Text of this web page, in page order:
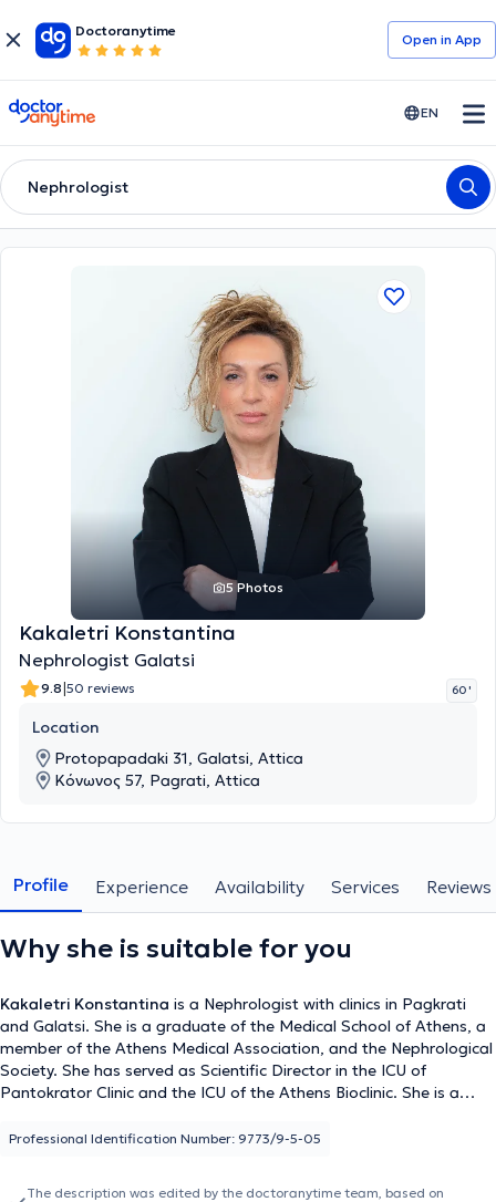
Doctoranytime
Open in Αpp
doctoranytime EN
Nephrologist
5 Photos
Kakaletri Konstantina
Nephrologist Galatsi
9.8|50 reviews 60 '
Location
Protopapadaki 31, Galatsi, Attica
Κόνωνος 57, Pagrati, Attica
Profile Experience Availability Services Reviews
Why she is suitable for you
Kakaletri Konstantina is a Nephrologist with clinics in Pagkrati
and Galatsi. She is a graduate of the Medical School of Athens, a
member of the Athens Medical Association, and the Nephrological
Society. She has served as Scientific Director in the ICU of
Pantokrator Clinic and the ICU of the Athens Bioclinic. She is a
Medical Center (Psychiko Clinic) and a partner of the Nephrology
Professional Identification Number: 9773/9-5-05
The description was edited by the doctoranytime team, based on